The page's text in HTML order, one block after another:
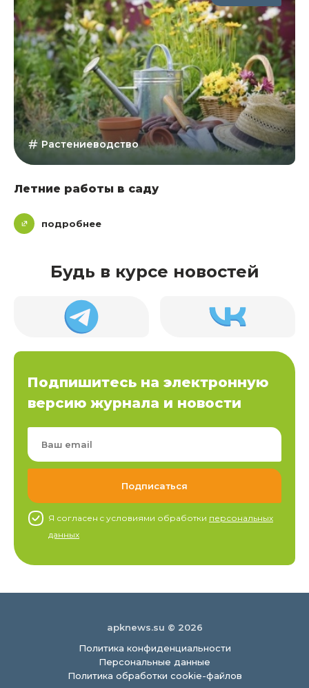
Растениеводство
Летние работы в саду
подробнее
Будь в курсе новостей
Подпишитесь на электронную
версию журнала и новости
Я согласен c условиями обработки персональных
данных
apknews.su © 2026
Политика конфиденциальности
Персональные данные
Политика обработки cookie-файлов